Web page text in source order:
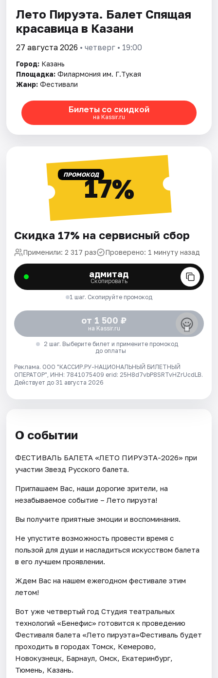
Лето Пируэта. Балет Спящая
красавица в Казани
27 августа 2026 • четверг • 19:00
Город: Казань
Площадка: Филармония им. Г.Тукая
Жанр: Фестивали
Билеты со скидкой
на Kassir.ru
ПРОМОКОД17%
Скидка 17% на сервисный сбор
Применили: 2 317 раз Проверено: 1 минуту назад
адмитад
Скопировать
1 шаг. Скопируйте промокод
от 1 500 ₽
на Kassir.ru
2 шаг. Выберите билет и примените промокод
до оплаты
Реклама. ООО "КАССИР.РУ-НАЦИОНАЛЬНЫЙ БИЛЕТНЫЙ
ОПЕРАТОР", ИНН: 7841075409 erid: 25H8d7vbP8SRTvHZrUcdLB.
Действует до 31 августа 2026
О событии
ФЕСТИВАЛЬ БАЛЕТА «ЛЕТО ПИРУЭТА-2026» при
участии Звезд Русского балета.
Приглашаем Вас, наши дорогие зрители, на
незабываемое событие – Лето пируэта!
Вы получите приятные эмоции и воспоминания.
Не упустите возможность провести время с
пользой для души и насладиться искусством балета
в его лучшем проявлении.
Ждем Вас на нашем ежегодном фестивале этим
летом!
Вот уже четвертый год Студия театральных
технологий «Бенефис» готовится к проведению
Фестиваля балета «Лето пируэта»Фестиваль будет
проходить в городах Томск, Кемерово,
Новокузнецк, Барнаул, Омск, Екатеринбург,
Тюмень, Казань.